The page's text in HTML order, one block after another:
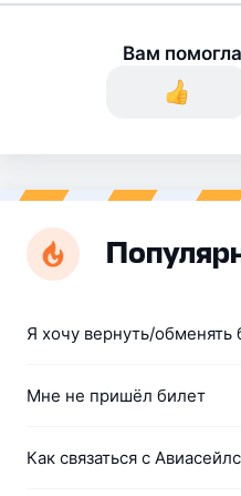
Вам
Я хочу вернуть/обменять
Мне не пришёл билет
Как связаться с Авиасейлс